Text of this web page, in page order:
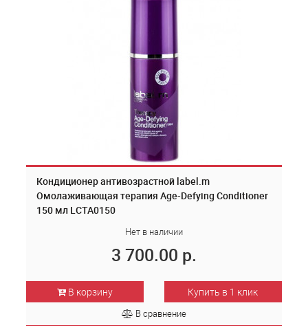
Кондиционер антивозрастной label.m
Омолаживающая терапия Age-Defying Conditioner
150 мл LCTA0150
Нет в наличии
3 700.00 р.
В корзину Купить в 1 клик
В сравнение